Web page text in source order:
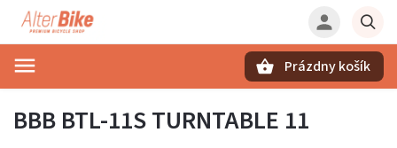
Prázdny košík
BBB BTL-11S TURNTABLE 11